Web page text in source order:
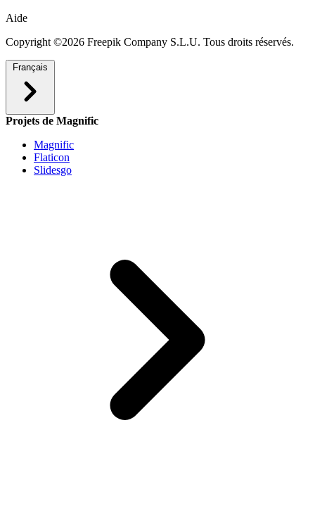
Aide
Copyright ©2026 Freepik Company S.L.U. Tous droits réservés.
Français
Projets de Magnific
Magnific
Flaticon
Slidesgo